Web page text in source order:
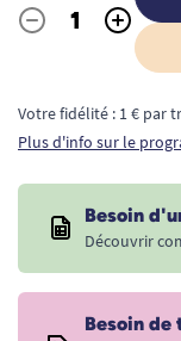
Quantité
- +
Votre fidélité : 1 € par
Plus d'info sur le
Besoin
Découvrir
Besoin